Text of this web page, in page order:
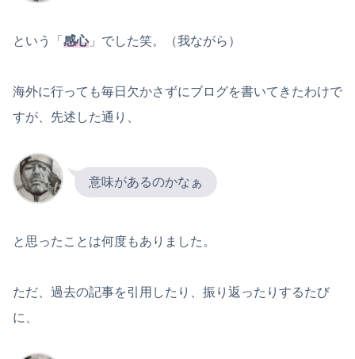
という「 感心」でした笑。（我ながら）
海外に行っても毎日欠かさずにブログを書いてきたわけで
すが、先述した通り、
意味があるのかなぁ
と思ったことは何度もありました。
ただ、過去の記事を引用したり、振り返ったりするたび
に、